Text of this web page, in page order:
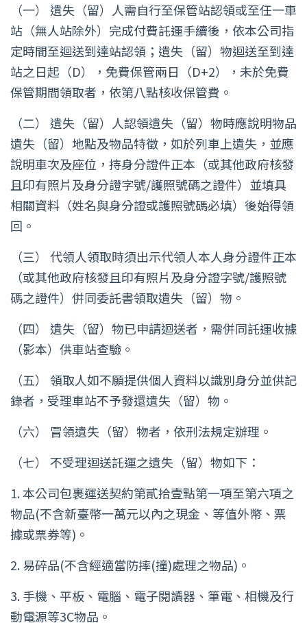
（一） 遺失（留）人需自行至保管站認領或至任一車
站（無人站除外）完成付費託運手續後，依本公司指
定時間至迴送到達站認領；遺失（留）物迴送至到達
站之日起（D），免費保管兩日（D+2），未於免費
保管期間領取者，依第八點核收保管費。
（二） 遺失（留）人認領遺失（留）物時應說明物品
遺失（留）地點及物品特徵，如於列車上遺失，並應
說明車次及座位，持身分證件正本（或其他政府核發
且印有照片及身分證字號/護照號碼之證件）並填具
相關資料（姓名與身分證或護照號碼必填）後始得領
回。
（三） 代領人領取時須出示代領人本人身分證件正本
（或其他政府核發且印有照片及身分證字號/護照號
碼之證件）併同委託書領取遺失（留）物。
（四） 遺失（留）物已申請迴送者，需併同託運收據
（影本）供車站查驗。
（五） 領取人如不願提供個人資料以識別身分並供記
錄者，受理車站不予發還遺失（留）物。
（六） 冒領遺失（留）物者，依刑法規定辦理。
（七） 不受理迴送託運之遺失（留）物如下：
1. 本公司包裹運送契約第貳拾壹點第一項至第六項之
物品(不含新臺幣一萬元以內之現金、等值外幣、票
據或票券等)。
2. 易碎品(不含經適當防摔(撞)處理之物品)。
3. 手機、平板、電腦、電子閱讀器、筆電、相機及行
動電源等3C物品。